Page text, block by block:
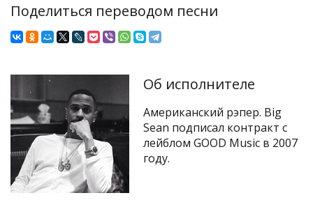
Поделиться переводом песни
Об исполнителе
Американский рэпер. Big
Sean подписал контракт с
лейблом GOOD Music в 2007
году.